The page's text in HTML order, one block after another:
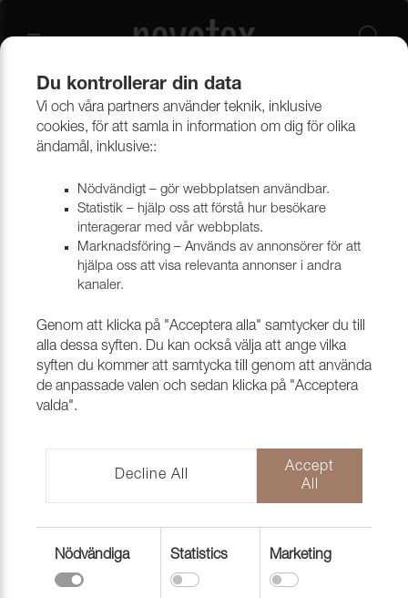
Beklädnadsmaterial Möbeltyger Alla möbeltyger
Tyg Slottsfjord 10 Shadow
1030708
Du kontrollerar din data
Vi och våra partners använder teknik, inklusive
cookies, för att samla in information om dig för olika
ändamål, inklusive::
Nödvändigt – gör webbplatsen användbar.
Statistik – hjälp oss att förstå hur besökare
interagerar med vår webbplats.
Marknadsföring – Används av annonsörer för att
hjälpa oss att visa relevanta annonser i andra
kanaler.
Genom att klicka på "Acceptera alla" samtycker du till
alla dessa syften. Du kan också välja att ange vilka
syften du kommer att samtycka till genom att använda
de anpassade valen och sedan klicka på "Acceptera
valda".
Decline All
Accept
All
Nödvändiga Statistics Marketing